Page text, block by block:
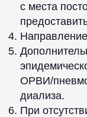
с места
ОРВИ/
диализа.
При